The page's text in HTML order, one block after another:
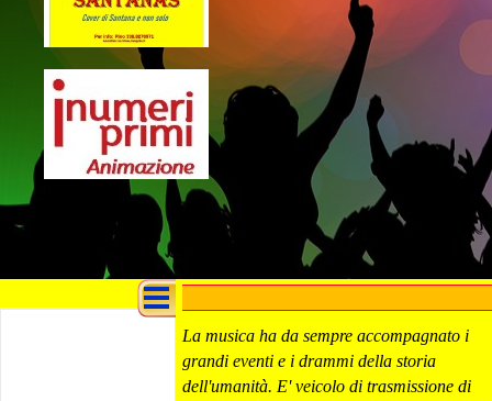
La musica ha da sempre accompagnato i
grandi eventi e i drammi della storia
dell'umanità. E' veicolo di trasmissione di